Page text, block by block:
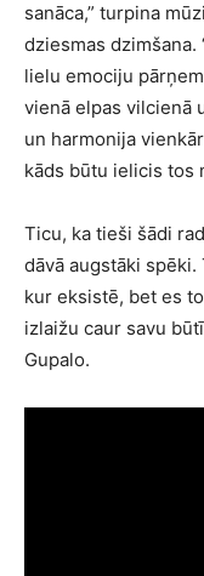
sanāca,” turpina
dziesmas dzimšana.
lielu emociju
vienā elpas vilcienā
un harmonija
kāds būtu ielicis tos
Ticu, ka tieši šādi
dāvā augstāki spēki.
kur eksistē, bet es
izlaižu caur savu
Gupalo.